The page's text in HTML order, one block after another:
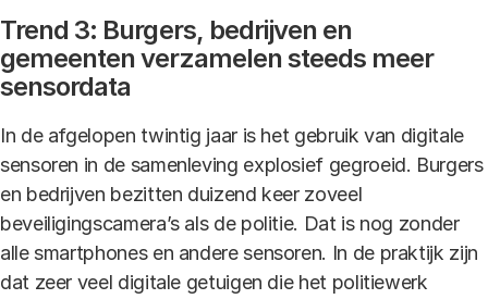
Trend 3: Burgers, bedrijven en
gemeenten verzamelen steeds meer
sensordata
In de afgelopen twintig jaar is het gebruik van digitale
sensoren in de samenleving explosief gegroeid. Burgers
en bedrijven bezitten duizend keer zoveel
beveiligingscamera’s als de politie. Dat is nog zonder
alle smartphones en andere sensoren. In de praktijk zijn
dat zeer veel digitale getuigen die het politiewerk